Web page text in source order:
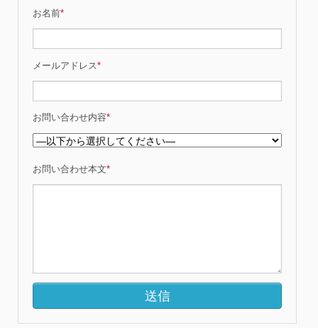
お名前*
メールアドレス*
お問い合わせ内容*
お問い合わせ本文*